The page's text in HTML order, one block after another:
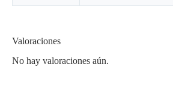
Valoraciones
No hay valoraciones aún.